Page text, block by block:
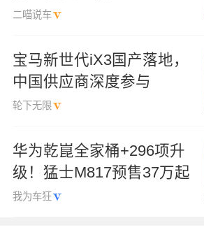
二喵说车
宝马新世代iX3国产落地，
中国供应商深度参与
轮下无限
华为乾崑全家桶+296项升
级！猛士M817预售37万起
我为车狂